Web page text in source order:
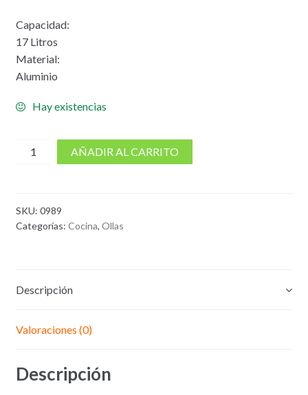
Capacidad:
17 Litros
Material:
Aluminio
Hay existencias
cantidad
en
Aluminio
#
AÑADIR AL CARRITO
SKU: 0989
Categorías: Cocina, Ollas
Descripción
Valoraciones (0)
Descripción